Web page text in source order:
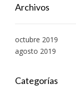
Archivos
octubre 2019
agosto 2019
Categorías